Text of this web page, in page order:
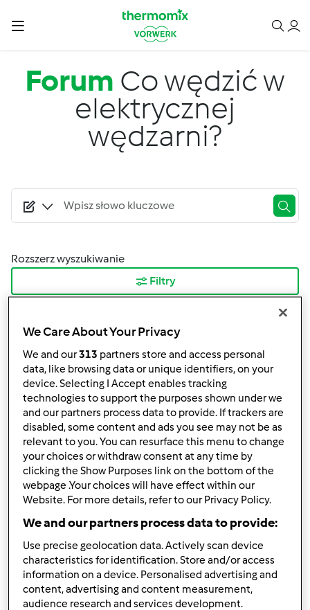
Forum Co wędzić w
elektrycznej
wędzarni?
Rozszerz wyszukiwanie
Filtry
Najnowsze wyniki
Wyników na stronę:
10
2 | Ostatni wpis
Szybka odpowiedź
Temre Dołączył : 20.11.2020
sob., 03/29/2025 - 06:12
We Care About Your Privacy
We and our313 partners store and access personal
data, like browsing data or unique identifiers, on your
device. Selecting I Accept enables tracking
technologies to support the purposes shown under we
and our partners process data to provide. If trackers are
disabled, some content and ads you see may not be as
relevant to you. You can resurface this menu to change
your choices or withdraw consent at any time by
clicking the Show Purposes link on the bottom of the
webpage .Your choices will have effect within our
Website. For more details, refer to our Privacy Policy.
We and our partners process data to provide:
Use precise geolocation data. Actively scan device
characteristics for identification. Store and/or access
information on a device. Personalised advertising and
content, advertising and content measurement,
audience research and services development.